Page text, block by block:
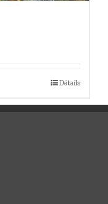
Détails